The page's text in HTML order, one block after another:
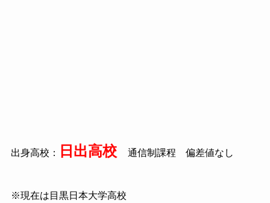
出身高校： 日出高校 通信制課程 偏差値なし
※現在は目黒日本大学高校